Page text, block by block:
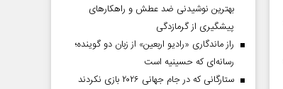
بهترین نوشیدنی ضد عطش و راهکارهای
پیشگیری از گرمازدگی
راز ماندگاری «رادیو اربعین» از زبان دو گوینده؛
رسانه‌ای که حسینیه است
ستارگانی که در جام جهانی ۲۰۲۶ بازی نکردند